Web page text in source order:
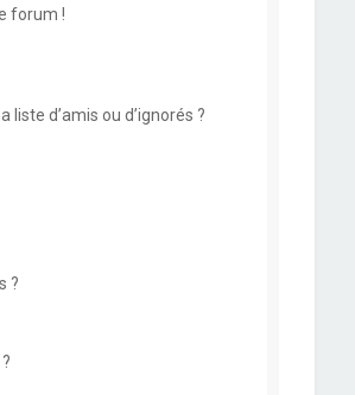
forum !
d’amis ou d’ignorés ?
?